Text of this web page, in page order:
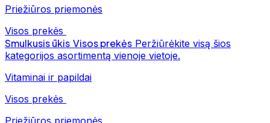
Priežiūros priemonės
Visos prekės
Smulkusis ūkis Visos prekės Peržiūrėkite visą šios
kategorijos asortimentą vienoje vietoje.
Vitaminai ir papildai
Visos prekės
Priežiūros priemonės